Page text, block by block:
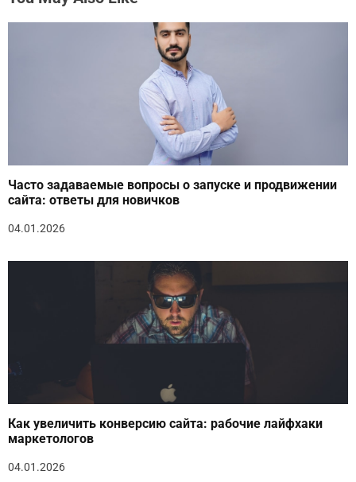
Часто задаваемые вопросы о запуске и продвижении
сайта: ответы для новичков
04.01.2026
Как увеличить конверсию сайта: рабочие лайфхаки
маркетологов
04.01.2026